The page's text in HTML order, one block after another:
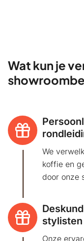
Wat kun je
We
koffie en
door onze
stylisten
Onze